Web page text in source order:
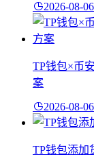
2026-08-06
TP钱包×币
案
2026-08-06
TP钱包添加